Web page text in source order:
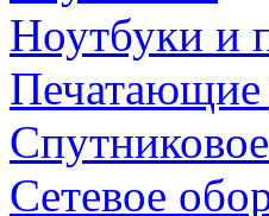
Ноутбуки и
Печатающие
Сетевое